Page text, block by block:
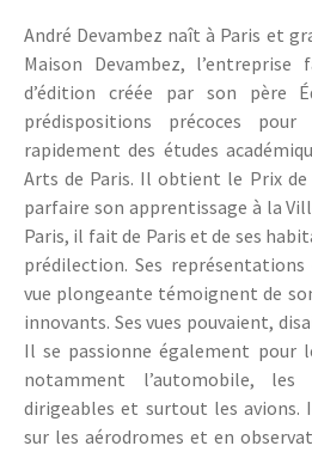
André Devambez naît à Paris et
Maison Devambez,
d’édition créée par son père
prédispositions précoces
rapidement des études
Arts de Paris. Il obtient le Prix
parfaire son apprentissage à la
Paris, il fait de Paris et de ses
prédilection. Ses
vue plongeante témoignent de
innovants. Ses vues pouvaient,
Il se passionne également pour
notamment l’automobile,
dirigeables et surtout les avions.
sur les aérodromes et en